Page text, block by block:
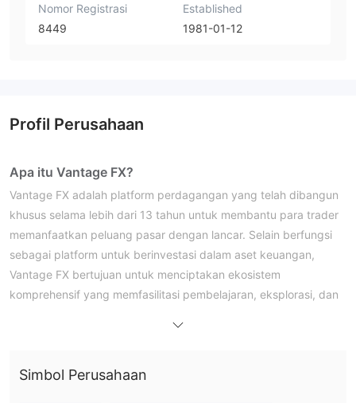
Nomor Registrasi
8449
Established
1981-01-12
Profil Perusahaan
Apa itu Vantage FX?
Vantage FX adalah platform perdagangan yang telah dibangun
khusus selama lebih dari 13 tahun untuk membantu para trader
memanfaatkan peluang pasar dengan lancar. Selain berfungsi
sebagai platform untuk berinvestasi dalam aset keuangan,
Vantage FX bertujuan untuk menciptakan ekosistem
komprehensif yang memfasilitasi pembelajaran, eksplorasi, dan
bertransaksi dengan ketenangan pikiran yang mutlak.
Simbol Perusahaan